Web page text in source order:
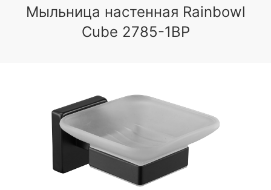
Мыльница настенная Rainbowl
Cube 2785-1BP